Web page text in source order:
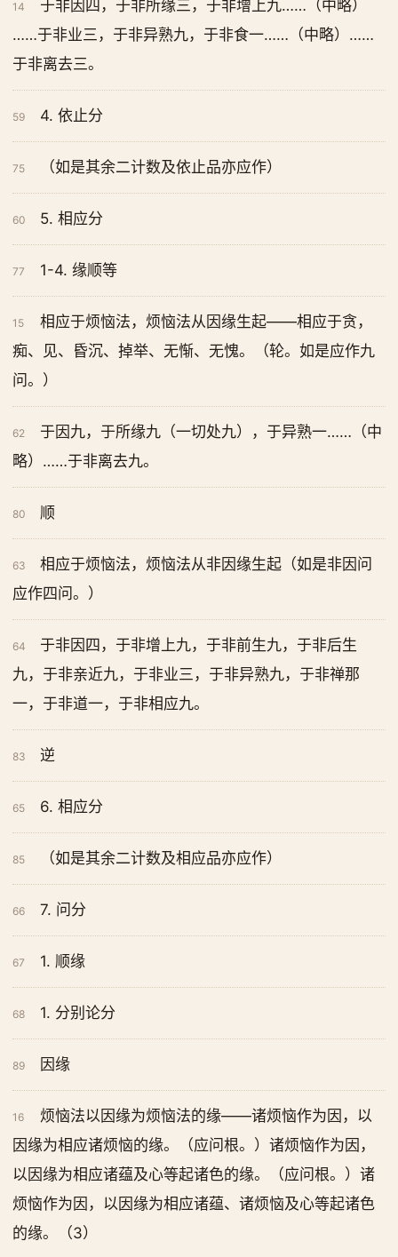
14
于非因四，于非所缘三，于非增上九……（中略）
……于非业三，于非异熟九，于非食一……（中略）……
于非离去三。
59 4. 依止分
75 （如是其余二计数及依止品亦应作）
60 5. 相应分
77 1-4. 缘顺等
15
相应于烦恼法，烦恼法从因缘生起——相应于贪，
痴、见、昏沉、掉举、无惭、无愧。（轮。如是应作九
问。）
62
于因九，于所缘九（一切处九），于异熟一……（中
略）……于非离去九。
80 顺
63
相应于烦恼法，烦恼法从非因缘生起（如是非因问
应作四问。）
64
于非因四，于非增上九，于非前生九，于非后生
九，于非亲近九，于非业三，于非异熟九，于非禅那
一，于非道一，于非相应九。
83 逆
65 6. 相应分
85 （如是其余二计数及相应品亦应作）
66 7. 问分
67 1. 顺缘
68 1. 分别论分
89 因缘
16
烦恼法以因缘为烦恼法的缘——诸烦恼作为因，以
因缘为相应诸烦恼的缘。（应问根。）诸烦恼作为因，
以因缘为相应诸蕴及心等起诸色的缘。（应问根。）诸
烦恼作为因，以因缘为相应诸蕴、诸烦恼及心等起诸色
的缘。（3）